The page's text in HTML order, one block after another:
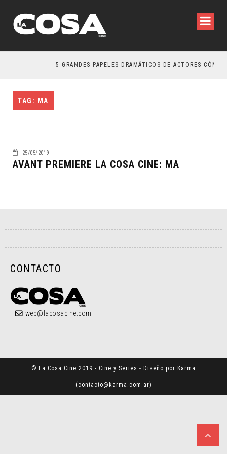
5 GRANDES PAPELES DRAMÁTICOS DE ACTORES CÓMICOS
TAG: MA
25/05/2019
AVANT PREMIERE LA COSA CINE: MA
CONTACTO
web@lacosacine.com
© La Cosa Cine 2019 - Cine y Series - Diseño por Karma
(contacto@karma.com.ar)